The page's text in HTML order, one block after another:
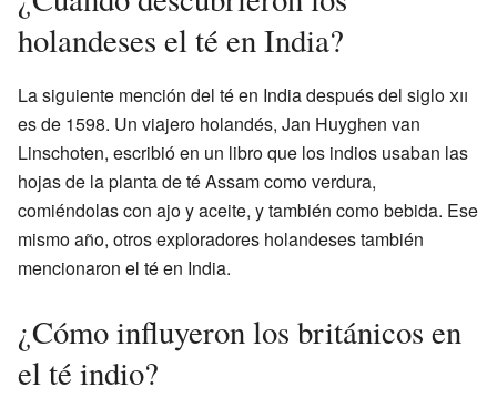
holandeses el té en India?
La siguiente mención del té en India después del sigloxii
es de 1598. Un viajero holandés, Jan Huyghen van
Linschoten, escribió en un libro que los indios usaban las
hojas de la planta de té Assam como verdura,
comiéndolas con ajo y aceite, y también como bebida. Ese
mismo año, otros exploradores holandeses también
mencionaron el té en India.
¿Cómo influyeron los británicos en
el té indio?